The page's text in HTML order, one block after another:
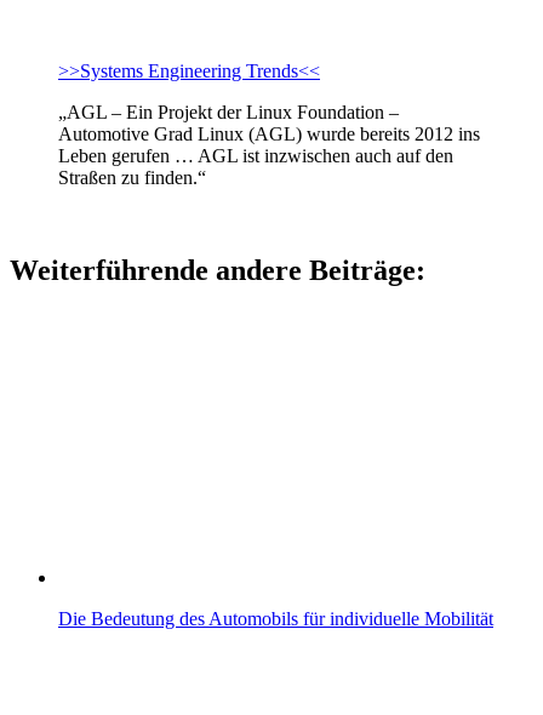
>>Systems Engineering Trends<<
„AGL – Ein Projekt der Linux Foundation –
Automotive Grad Linux (AGL) wurde bereits 2012 ins
Leben gerufen … AGL ist inzwischen auch auf den
Straßen zu finden.“
Weiterführende andere Beiträge:
Die Bedeutung des Automobils für individuelle Mobilität